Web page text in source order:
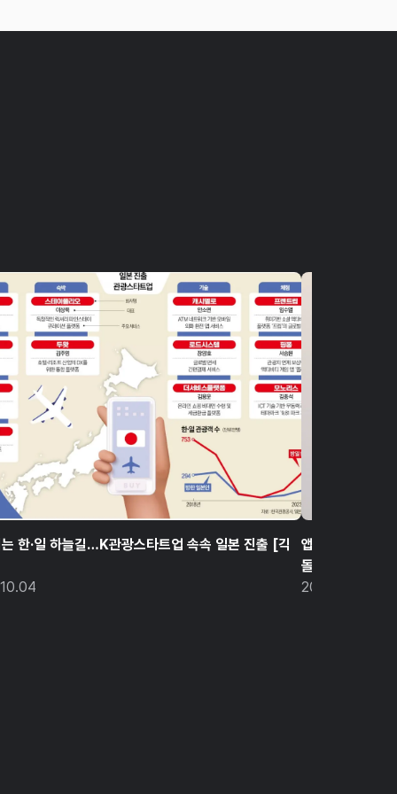
한·일 하늘길…K관광스타트업 속속 일본 진출 [긱
앱으로 호텔 체
돌풍 [긱스]
2023.10.09